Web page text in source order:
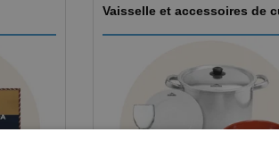
Vaisselle et accessoires de